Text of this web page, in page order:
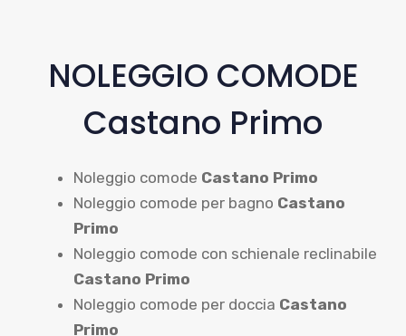
NOLEGGIO COMODE
Castano Primo
Noleggio comode Castano Primo
Noleggio comode per bagno Castano
Primo
Noleggio comode con schienale reclinabile
Castano Primo
Noleggio comode per doccia Castano
Primo